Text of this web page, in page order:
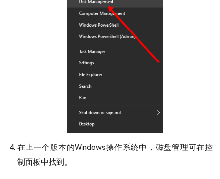
在上一个版本的Windows操作系统中，磁盘管理可在控
制面板中找到。